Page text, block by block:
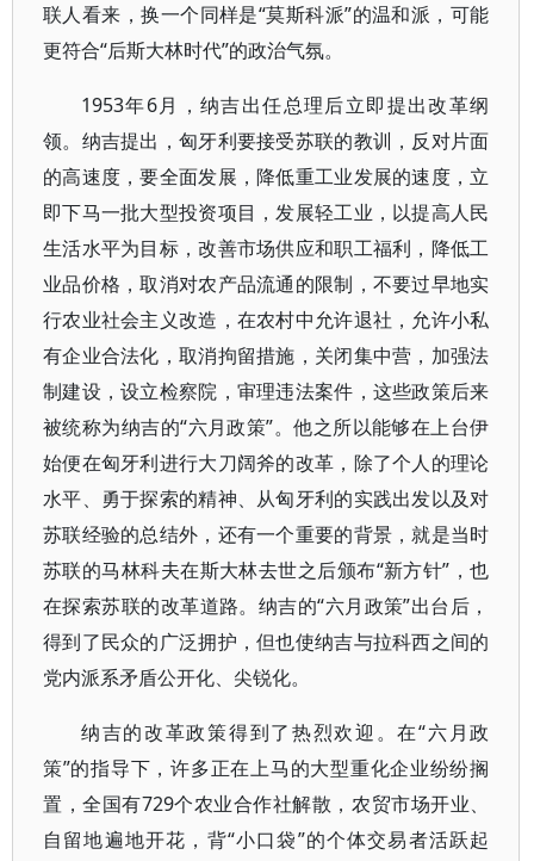
联人看来，换一个同样是“莫斯科派”的温和派，可能
更符合“后斯大林时代”的政治气氛。
1953年6月，纳吉出任总理后立即提出改革纲
领。纳吉提出，匈牙利要接受苏联的教训，反对片面
的高速度，要全面发展，降低重工业发展的速度，立
即下马一批大型投资项目，发展轻工业，以提高人民
生活水平为目标，改善市场供应和职工福利，降低工
业品价格，取消对农产品流通的限制，不要过早地实
行农业社会主义改造，在农村中允许退社，允许小私
有企业合法化，取消拘留措施，关闭集中营，加强法
制建设，设立检察院，审理违法案件，这些政策后来
被统称为纳吉的“六月政策”。他之所以能够在上台伊
始便在匈牙利进行大刀阔斧的改革，除了个人的理论
水平、勇于探索的精神、从匈牙利的实践出发以及对
苏联经验的总结外，还有一个重要的背景，就是当时
苏联的马林科夫在斯大林去世之后颁布“新方针”，也
在探索苏联的改革道路。纳吉的“六月政策”出台后，
得到了民众的广泛拥护，但也使纳吉与拉科西之间的
党内派系矛盾公开化、尖锐化。
纳吉的改革政策得到了热烈欢迎。在“六月政
策”的指导下，许多正在上马的大型重化企业纷纷搁
置，全国有729个农业合作社解散，农贸市场开业、
自留地遍地开花，背“小口袋”的个体交易者活跃起